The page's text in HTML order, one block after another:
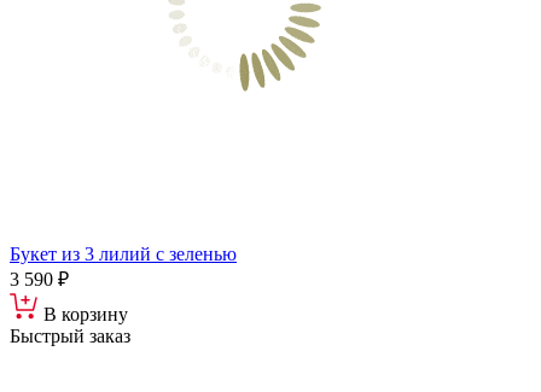
Букет из 3 лилий с зеленью
3 590 ₽
В корзину
Быстрый заказ